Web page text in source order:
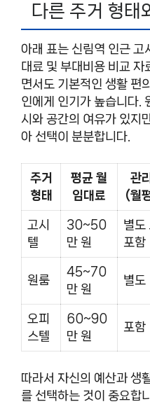
다른 주거 형태
아래 표는 신림역 인근 고
대료 및 부대비용 비교 자
면서도 기본적인 생활 편
인에게 인기가 높습니다.
시와 공간의 여유가 있지
아 선택이 분분합니다.
주거
형태
평균 월
임대료
관
(월
고시
텔
30~50
만 원
별도
포함
원룸
45~70
만 원
별도
오피
스텔
60~90
만 원
포함
따라서 자신의 예산과 생
를 선택하는 것이 중요합